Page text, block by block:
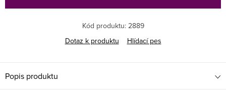
Kód produktu: 2889
Dotaz k produktu
Hlídací pes
Popis produktu